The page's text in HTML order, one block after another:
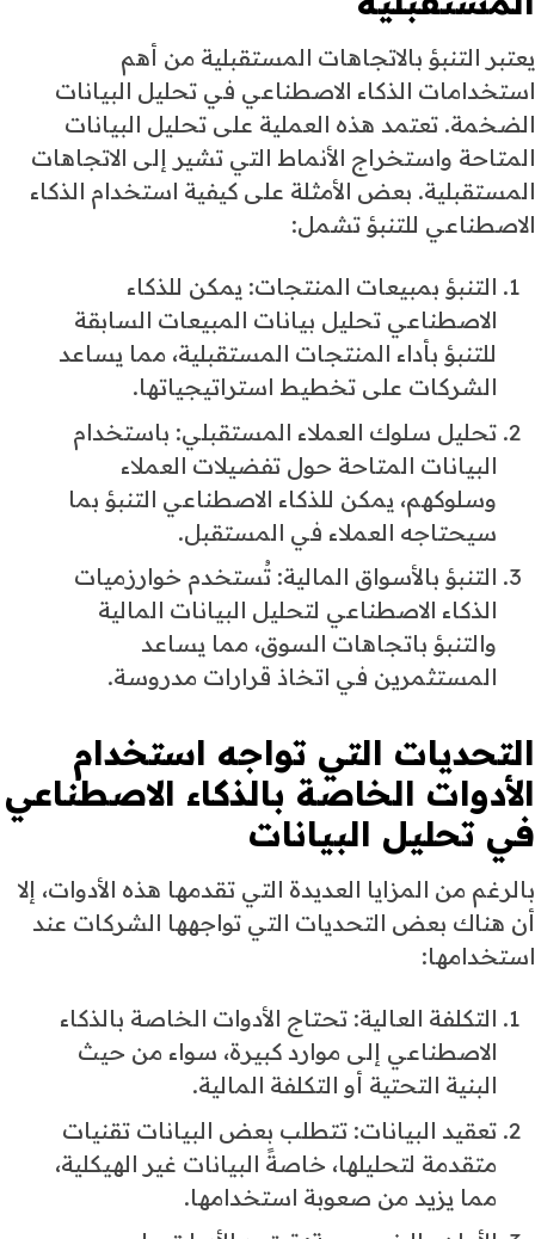
يعتبر التنبؤ بالاتجاهات المستقبلية من أهم
استخدامات الذكاء الاصطناعي في تحليل البيانات
الضخمة. تعتمد هذه العملية على تحليل البيانات
المتاحة واستخراج الأنماط التي تشير إلى الاتجاهات
المستقبلية. بعض الأمثلة على كيفية استخدام الذكاء
الاصطناعي للتنبؤ تشمل:
التنبؤ بمبيعات المنتجات: يمكن للذكاء
الاصطناعي تحليل بيانات المبيعات السابقة
للتنبؤ بأداء المنتجات المستقبلية، مما يساعد
الشركات على تخطيط استراتيجياتها.
تحليل سلوك العملاء المستقبلي: باستخدام
البيانات المتاحة حول تفضيلات العملاء
وسلوكهم، يمكن للذكاء الاصطناعي التنبؤ بما
سيحتاجه العملاء في المستقبل.
التنبؤ بالأسواق المالية: تُستخدم خوارزميات
الذكاء الاصطناعي لتحليل البيانات المالية
والتنبؤ باتجاهات السوق، مما يساعد
المستثمرين في اتخاذ قرارات مدروسة.
التحديات التي تواجه استخدام
الأدوات الخاصة بالذكاء الاصطناعي
في تحليل البيانات
بالرغم من المزايا العديدة التي تقدمها هذه الأدوات، إلا
أن هناك بعض التحديات التي تواجهها الشركات عند
استخدامها:
التكلفة العالية: تحتاج الأدوات الخاصة بالذكاء
الاصطناعي إلى موارد كبيرة، سواء من حيث
البنية التحتية أو التكلفة المالية.
تعقيد البيانات: تتطلب بعض البيانات تقنيات
متقدمة لتحليلها، خاصةً البيانات غير الهيكلية،
مما يزيد من صعوبة استخدامها.